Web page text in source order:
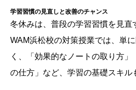
学習習慣の見直しと改善のチャンス
冬休みは、普段の学習習慣を見直
WAM浜松校の対策授業では、単
く、「効果的なノートの取り方」
の仕方」など、学習の基礎スキル